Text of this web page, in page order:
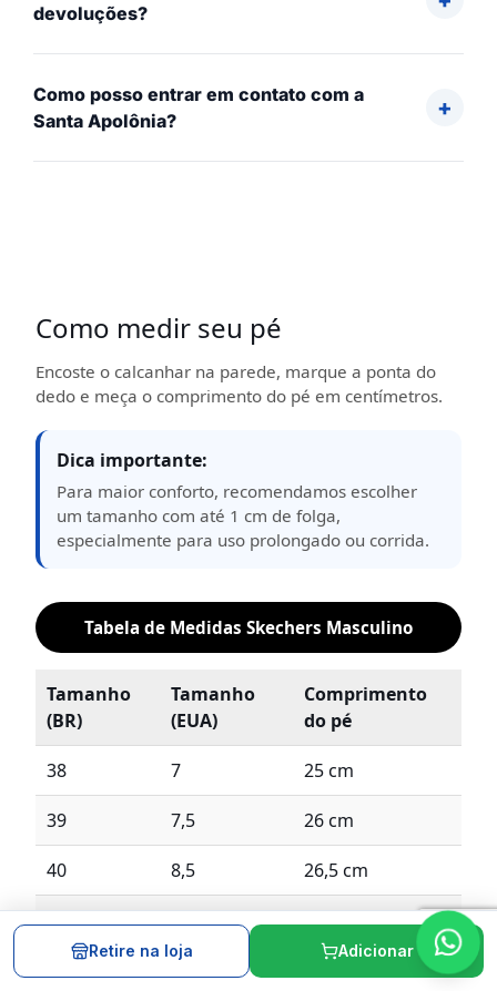
devoluções?
Como posso entrar em contato com a
Santa Apolônia?
Como medir seu pé
Encoste o calcanhar na parede, marque a ponta do
dedo e meça o comprimento do pé em centímetros.
Dica importante:
Para maior conforto, recomendamos escolher
um tamanho com até 1 cm de folga,
especialmente para uso prolongado ou corrida.
Tabela de Medidas Skechers Masculino
Tamanho
(BR)
Tamanho
(EUA)
Comprimento
do pé
38 7 25 cm
39 7,5 26 cm
40 8,5 26,5 cm
41 9,5 27,5 cm
Retire na loja Adicionar